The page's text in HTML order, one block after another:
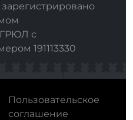
с
191113330
Пользовательское
соглашение